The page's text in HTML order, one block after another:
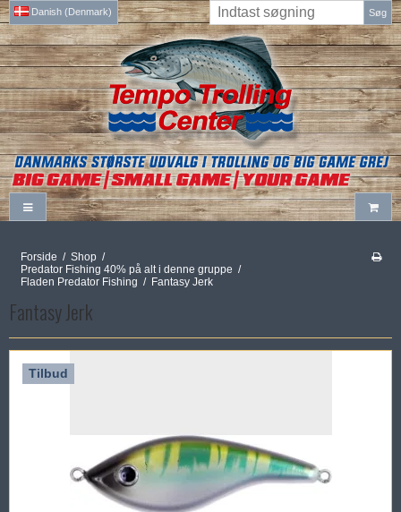
Danish (Denmark) Søg
Forside / Shop /
Predator Fishing 40% på alt i denne gruppe /
Fladen Predator Fishing / Fantasy Jerk
Fantasy Jerk
Tilbud